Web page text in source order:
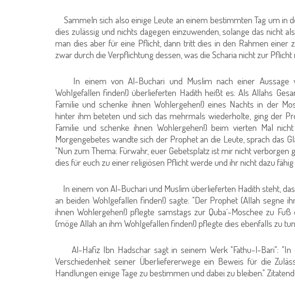
Sammeln sich also einige Leute an einem bestimmten Tag um in
dies zulässig und nichts dagegen einzuwenden, solange das nicht
man dies aber für eine Pflicht, dann tritt dies in den Rahmen einer
zwar durch die Verpflichtung dessen, was die Scharia nicht zur Pflicht
In einem von Al-Buchari und Muslim nach einer Aussage
Wohlgefallen finden!) überlieferten Hadith heißt es: Als Allahs
Familie und schenke ihnen Wohlergehen!) eines Nachts in der
hinter ihm beteten und sich das mehrmals wiederholte, ging der
Familie und schenke ihnen Wohlergehen!) beim vierten Mal
Morgengebetes wandte sich der Prophet an die Leute, sprach das
"Nun zum Thema: Fürwahr, euer Gebetsplatz ist mir nicht verborgen
dies für euch zu einer religiösen Pflicht werde und ihr nicht dazu fähig
In einem von Al-Buchari und Muslim überlieferten Hadith steht,
an beiden Wohlgefallen finden!) sagte: "Der Prophet (Allah segne
ihnen Wohlergehen!) pflegte samstags zur Quba´-Moschee zu
(möge Allah an ihm Wohlgefallen finden!) pflegte dies ebenfalls zu
Al-Hafiz Ibn Hadschar sagt in seinem Werk "Fathu-l-Bari": "In
Verschiedenheit seiner Überliefererwege ein Beweis für die
Handlungen einige Tage zu bestimmen und dabei zu bleiben."